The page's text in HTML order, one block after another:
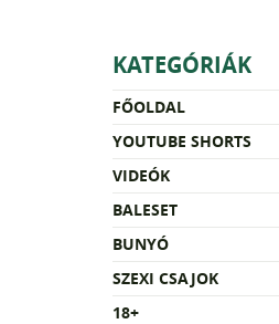
KATEGÓRIÁK
FŐOLDAL
YOUTUBE SHORTS
VIDEÓK
BALESET
BUNYÓ
SZEXI CSAJOK
18+